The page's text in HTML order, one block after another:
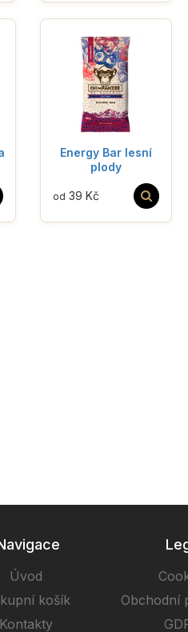
Energy Bar lesní
plody
od 39 Kč
Úvod
košík
Kontakty
Obchodní